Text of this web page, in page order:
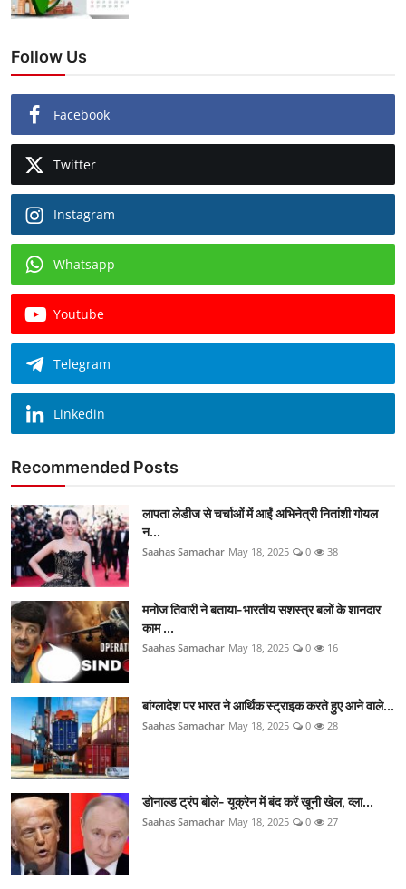
Follow Us
Facebook
Twitter
Instagram
Whatsapp
Youtube
Telegram
Linkedin
Recommended Posts
लापता लेडीज से चर्चाओं में आईं अभिनेत्री नितांशी गोयल
न...
Saahas Samachar May 18, 2025 0 38
मनोज तिवारी ने बताया-भारतीय सशस्त्र बलों के शानदार
काम ...
Saahas Samachar May 18, 2025 0 16
बांग्लादेश पर भारत ने आर्थिक स्ट्राइक करते हुए आने वाले...
Saahas Samachar May 18, 2025 0 28
डोनाल्ड ट्रंप बोले- यूक्रेन में बंद करें खूनी खेल, व्ला...
Saahas Samachar May 18, 2025 0 27